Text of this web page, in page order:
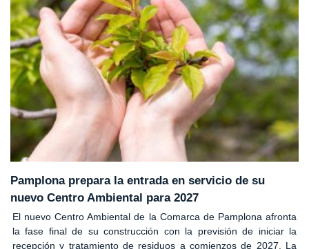
Pamplona prepara la entrada en servicio de su
nuevo Centro Ambiental para 2027
El nuevo Centro Ambiental de la Comarca de Pamplona afronta
la fase final de su construcción con la previsión de iniciar la
recepción y tratamiento de residuos a comienzos de 2027. La